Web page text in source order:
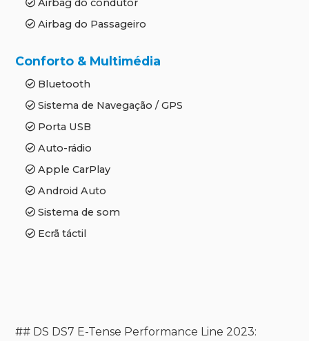
Airbag do condutor
Airbag do Passageiro
Conforto & Multimédia
Bluetooth
Sistema de Navegação / GPS
Porta USB
Auto-rádio
Apple CarPlay
Android Auto
Sistema de som
Ecrã táctil
## DS DS7 E-Tense Performance Line 2023: